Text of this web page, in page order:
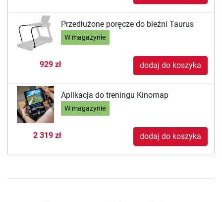
Przedłużone poręcze do bieżni Taurus
W magazynie
929 zł dodaj do koszyka
Aplikacja do treningu Kinomap
W magazynie
2 319 zł dodaj do koszyka